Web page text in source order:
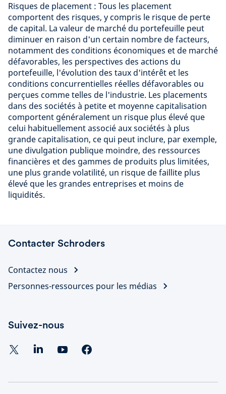
Risques de placement : Tous les placement
comportent des risques, y compris le risque de perte
de capital. La valeur de marché du portefeuille peut
diminuer en raison d'un certain nombre de facteurs,
notamment des conditions économiques et de marché
défavorables, les perspectives des actions du
portefeuille, l'évolution des taux d'intérêt et les
conditions concurrentielles réelles défavorables ou
perçues comme telles de l'industrie. Les placements
dans des sociétés à petite et moyenne capitalisation
comportent généralement un risque plus élevé que
celui habituellement associé aux sociétés à plus
grande capitalisation, ce qui peut inclure, par exemple,
une divulgation publique moindre, des ressources
financières et des gammes de produits plus limitées,
une plus grande volatilité, un risque de faillite plus
élevé que les grandes entreprises et moins de
liquidités.
Contacter Schroders
Contactez nous
Personnes-ressources pour les médias
Suivez-nous